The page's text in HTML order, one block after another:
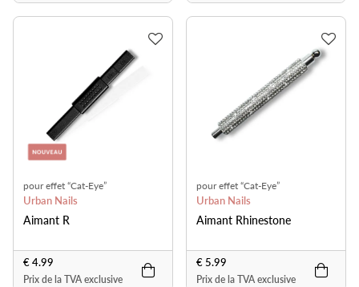
pour effet “Cat-Eye”
Urban Nails
Aimant R
€ 4.99
Prix de la TVA exclusive
pour effet “Cat-Eye”
Urban Nails
Aimant Rhinestone
€ 5.99
Prix de la TVA exclusive